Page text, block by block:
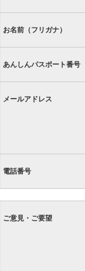
お名前（フリガナ）
あんしんパスポート番号
メールアドレス
電話番号
ご意見・ご要望